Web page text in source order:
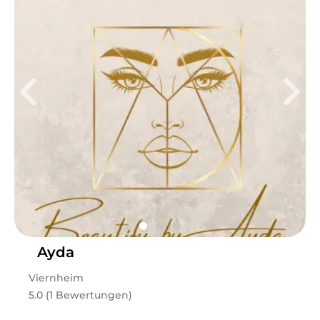
10:00 - 18:00
Sa
Hallo ihr Lieben, ich bin Jasmin, 23 Jahre alt und meine
Leidenschaft ist die Beauty-Branche. Für mich geht es
nicht nur um Schönheit, sondern darum, dass sich jede
Kundin bei mir wohl, selbstbewusst und strahlend fühlt.
Mit viel Liebe zum Detail, einem offenen Ohr für eure
Wünsche und dem Anspruch, euch die bestmögliche
Behandlung zu bieten, möchte ich euch eine kleine
Auszeit vom Alltag schenken. Ich freue mich darauf,
euch kennenzulernen und eure natürliche Schönheit zu
unterstreichen. ✨
Leistungen
JasmininViernheimbietet Leistungen in
Ayda
Viernheim
5.0 (1 Bewertungen)